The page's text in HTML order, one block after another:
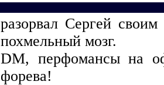
разорвал Сергей
похмельный мозг.
DM, перфомансы на
форева!